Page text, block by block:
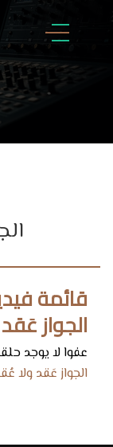
قائمة
الجواز
عفوا لا يوجد
الجواز عَقد ولا